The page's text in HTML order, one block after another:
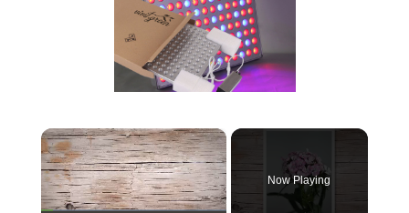
×
Now Playing